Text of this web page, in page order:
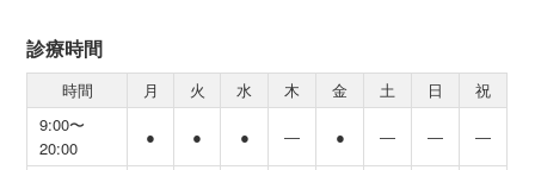
診療時間
時間 月 火 水 木 金 土 日
祝
9:00〜
20:00
● ● ● ― ● ― ― ―